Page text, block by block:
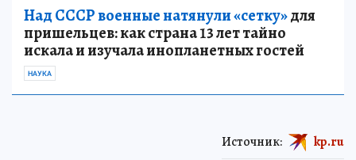
Над СССР военные натянули «сетку»для
пришельцев: как страна 13 лет тайно
искала и изучала инопланетных гостей
НАУКА
Источник: kp.ru